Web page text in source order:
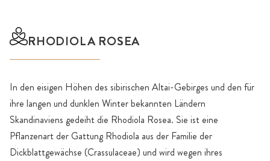
RHODIOLA ROSEA
In den eisigen Höhen des sibirischen Altai-Gebirges und den für
ihre langen und dunklen Winter bekannten Ländern
Skandinaviens gedeiht die Rhodiola Rosea. Sie ist eine
Pflanzenart der Gattung Rhodiola aus der Familie der
Dickblattgewächse (Crassulaceae) und wird wegen ihres